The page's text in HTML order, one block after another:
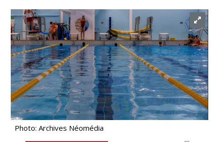
Photo: Archives Néomédia